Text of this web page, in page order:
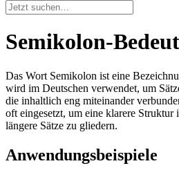
Semikolon-
Das Wort Semikolon ist eine
wird im Deutschen verwendet, um
die inhaltlich eng miteinander
oft eingesetzt, um eine klarere Struktur
längere Sätze zu gliedern.
Anwendungsbeispiele